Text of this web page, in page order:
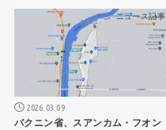
ニュース記事
2026.03.09
バクニン省、スアンカム・フオン